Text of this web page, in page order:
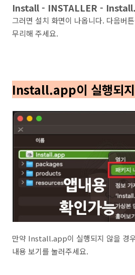
Install - INSTALLER -
그러면 설치 화면이 나옵니다. 다음버
무리해 주세요.
Install.app이 실행되
만약 Install.app이 실행되지 않을 경
내용 보기를 눌러주세요.